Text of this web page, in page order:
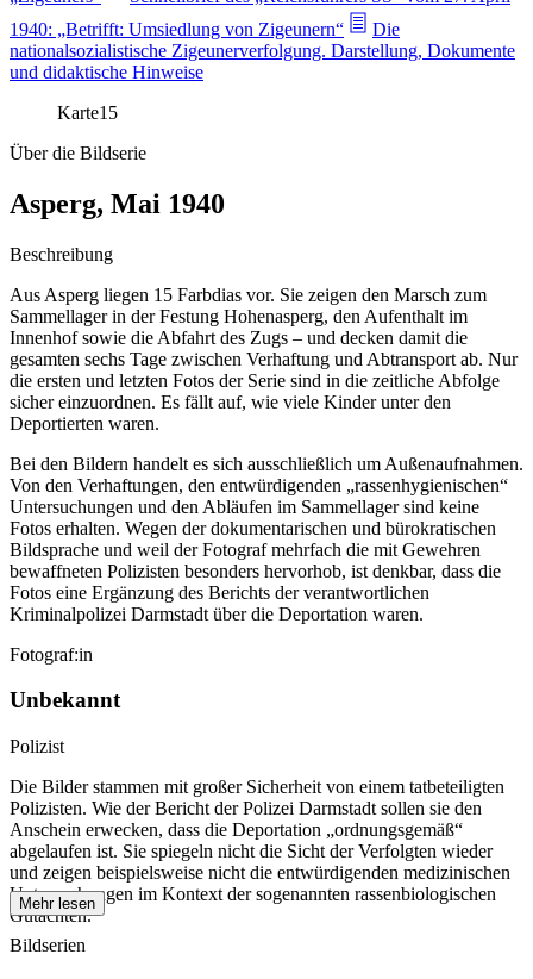
1940: „Betrifft: Umsiedlung von Zigeunern“
Die
nationalsozialistische Zigeunerverfolgung. Darstellung, Dokumente
und didaktische Hinweise
Karte15
Über die Bildserie
Asperg, Mai 1940
Beschreibung
Aus Asperg liegen 15 Farbdias vor. Sie zeigen den Marsch zum
Sammellager in der Festung Hohenasperg, den Aufenthalt im
Innenhof sowie die Abfahrt des Zugs – und decken damit die
gesamten sechs Tage zwischen Verhaftung und Abtransport ab. Nur
die ersten und letzten Fotos der Serie sind in die zeitliche Abfolge
sicher einzuordnen. Es fällt auf, wie viele Kinder unter den
Deportierten waren.
Bei den Bildern handelt es sich ausschließlich um Außenaufnahmen.
Von den Verhaftungen, den entwürdigenden „rassenhygienischen“
Untersuchungen und den Abläufen im Sammellager sind keine
Fotos erhalten. Wegen der dokumentarischen und bürokratischen
Bildsprache und weil der Fotograf mehrfach die mit Gewehren
bewaffneten Polizisten besonders hervorhob, ist denkbar, dass die
Fotos eine Ergänzung des Berichts der verantwortlichen
Kriminalpolizei Darmstadt über die Deportation waren.
Fotograf:in
Unbekannt
Polizist
Die Bilder stammen mit großer Sicherheit von einem tatbeteiligten
Polizisten. Wie der Bericht der Polizei Darmstadt sollen sie den
Anschein erwecken, dass die Deportation „ordnungsgemäß“
abgelaufen ist. Sie spiegeln nicht die Sicht der Verfolgten wieder
und zeigen beispielsweise nicht die entwürdigenden medizinischen
Untersuchungen im Kontext der sogenannten rassenbiologischen
Gutachten.
Mehr lesen
Bildserien